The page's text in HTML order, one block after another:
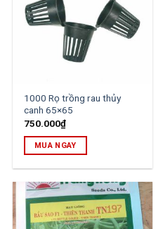
1000 Rọ trồng rau thủy
canh 65×65
750.000₫
MUA NGAY